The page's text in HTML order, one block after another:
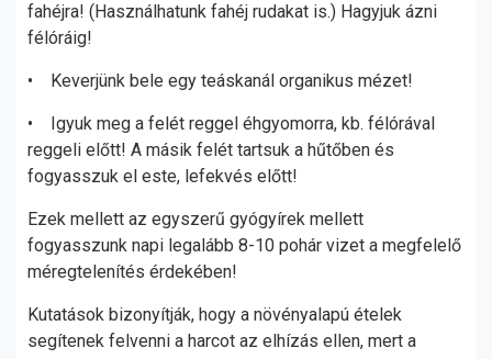
fahéjra! (Használhatunk fahéj rudakat is.) Hagyjuk ázni
félóráig!
• Keverjünk bele egy teáskanál organikus mézet!
• Igyuk meg a felét reggel éhgyomorra, kb. félórával
reggeli előtt! A másik felét tartsuk a hűtőben és
fogyasszuk el este, lefekvés előtt!
Ezek mellett az egyszerű gyógyírek mellett
fogyasszunk napi legalább 8-10 pohár vizet a megfelelő
méregtelenítés érdekében!
Kutatások bizonyítják, hogy a növényalapú ételek
segítenek felvenni a harcot az elhízás ellen, mert a